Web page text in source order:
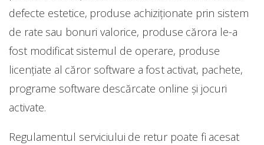
defecte estetice, produse achiziţionate prin sistem
de rate sau bonuri valorice, produse cărora le-a
fost modificat sistemul de operare, produse
licenţiate al căror software a fost activat, pachete,
programe software descărcate online şi jocuri
activate.
Regulamentul serviciului de retur poate fi acesat